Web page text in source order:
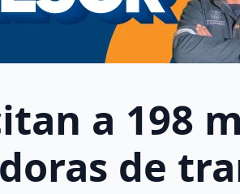
a 198
de